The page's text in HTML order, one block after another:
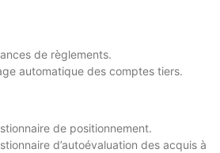
de règlements.
automatique des comptes tiers.
de positionnement.
d’autoévaluation des acquis à